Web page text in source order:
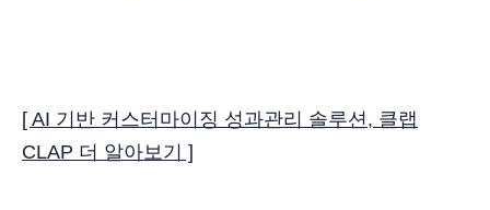
[ AI 기반 커스터마이징 성과관리 솔루션, 클랩
CLAP 더 알아보기 ]